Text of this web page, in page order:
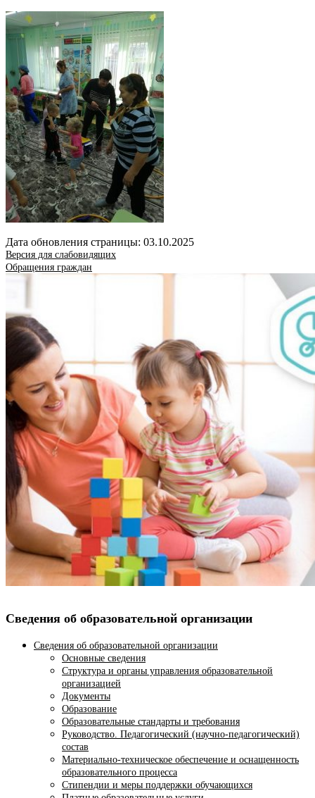
Дата обновления страницы: 03.10.2025
Версия для слабовидящих
Обращения граждан
Сведения об образовательной организации
Сведения об образовательной организации
Основные сведения
Структура и органы управления образовательной
организацией
Документы
Образование
Образовательные стандарты и требования
Руководство. Педагогический (научно-педагогический)
состав
Материально-техническое обеспечение и оснащенность
образовательного процесса
Стипендии и меры поддержки обучающихся